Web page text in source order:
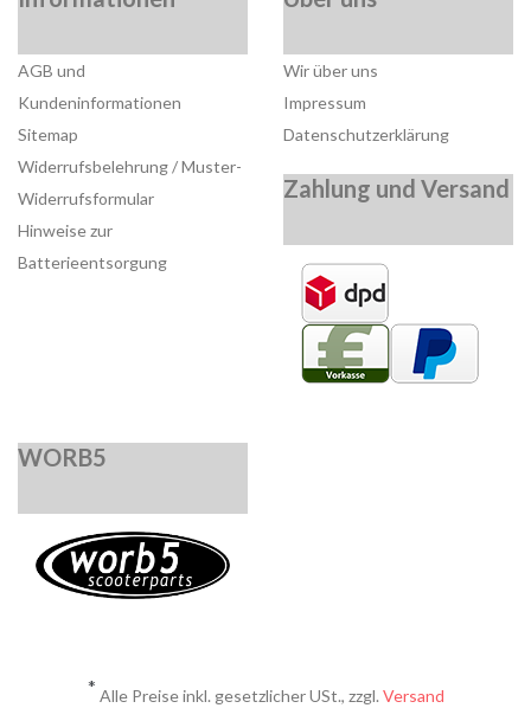
AGB und
Kundeninformationen
Sitemap
Widerrufsbelehrung / Muster-
Widerrufsformular
Hinweise zur
Batterieentsorgung
Wir über uns
Impressum
Datenschutzerklärung
Zahlung und Versand
WORB5
* Alle Preise inkl. gesetzlicher USt., zzgl. Versand